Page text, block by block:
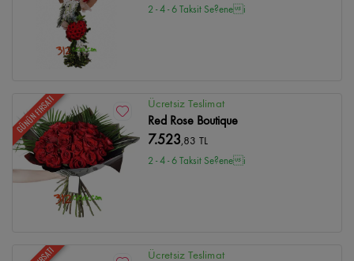
2 - 4 - 6 Taksit Se?enei
GÜNÜN FIRSATI Ücretsiz Teslimat
Red Rose Boutique
7.523,83 TL
2 - 4 - 6 Taksit Se?enei
Ücretsiz Teslimat